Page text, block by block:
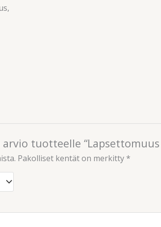
tuotteelle “Lapsettomuus
Pakolliset kentät on merkitty *